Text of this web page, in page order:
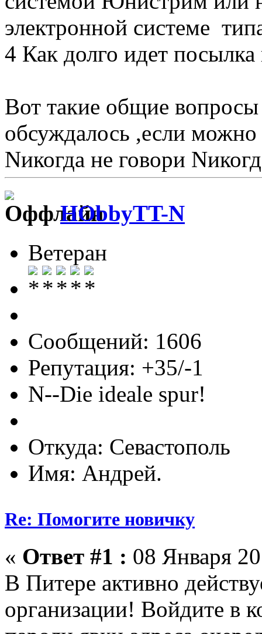
электронной системе
4 Как долго идет
Вот такие общие
обсуждалось ,если можно
Nикогда не говори
HObbyTT-N
Ветеран
Сообщений: 1606
Репутация: +35/-1
N--Die ideale spur!
Откуда: Севастополь
Имя: Андрей.
Re: Помогите новичку
« Ответ #1 : 08 Января
В Питере активно
организации! Войдите в